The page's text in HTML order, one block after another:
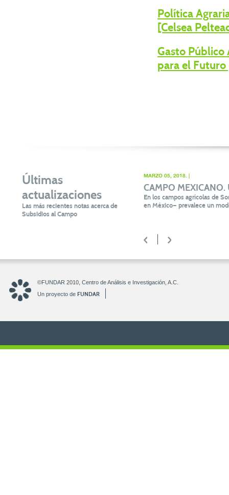
Política
[Celsea
Gasto Público
para el Futuro
Últimas
actualizaciones
Las más recientes notas acerca de
Subsidios al Campo
MARZO 05, 2018. |
CAMPO
En los campos agrícolas de
en México— prevalece un
< >
©FUNDAR 2010, Centro de Análisis e Investigación, A.C.
Un proyecto de FUNDAR